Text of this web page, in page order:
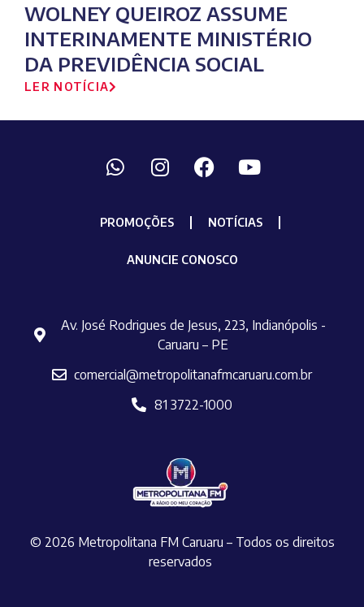
WOLNEY QUEIROZ ASSUME
INTERINAMENTE MINISTÉRIO
DA PREVIDÊNCIA SOCIAL
LER NOTÍCIA
PROMOÇÕES NOTÍCIAS
ANUNCIE CONOSCO
Av. José Rodrigues de Jesus, 223, Indianópolis -
Caruaru – PE
comercial@metropolitanafmcaruaru.com.br
81 3722-1000
© 2026 Metropolitana FM Caruaru – Todos os direitos
reservados